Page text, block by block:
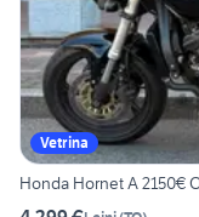
Vetrina
Honda Hornet A 2150€